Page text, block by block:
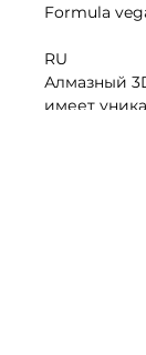
Formula
RU
Алмазный
имеет